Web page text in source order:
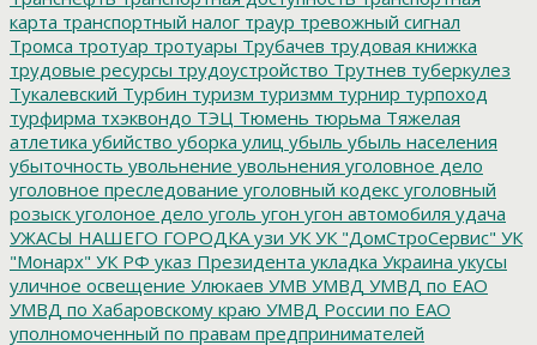
карта транспортный налог траур тревожный сигнал
Тромса тротуар тротуары Трубачев трудовая книжка
трудовые ресурсы трудоустройство Трутнев туберкулез
Тукалевский Турбин туризм туризмм турнир турпоход
турфирма тхэквондо ТЭЦ Тюмень тюрьма Тяжелая
атлетика убийство уборка улиц убыль убыль населения
убыточность увольнение увольнения уголовное дело
уголовное преследование уголовный кодекс уголовный
розыск уголоное дело уголь угон угон автомобиля удача
УЖАСЫ НАШЕГО ГОРОДКА узи УК УК "ДомСтроСервис" УК
"Монарх" УК РФ указ Президента укладка Украина укусы
уличное освещение Улюкаев УМВ УМВД УМВД по ЕАО
УМВД по Хабаровскому краю УМВД России по ЕАО
уполномоченный по правам предпринимателей